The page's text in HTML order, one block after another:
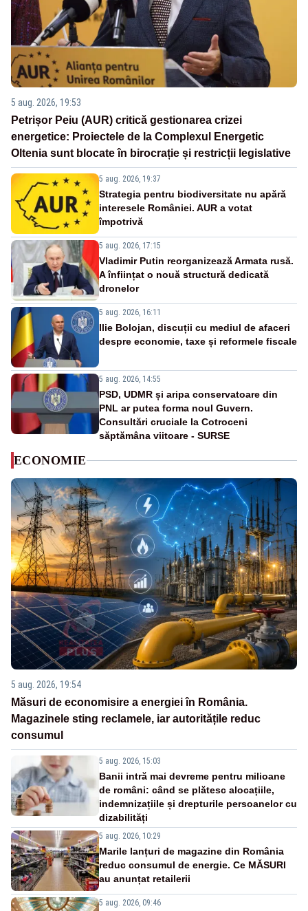
5 aug. 2026, 19:53
Petrișor Peiu (AUR) critică gestionarea crizei
energetice: Proiectele de la Complexul Energetic
Oltenia sunt blocate în birocrație și restricții legislative
5 aug. 2026, 19:37
Strategia pentru biodiversitate nu apără
interesele României. AUR a votat
împotrivă
5 aug. 2026, 17:15
Vladimir Putin reorganizează Armata rusă.
A înființat o nouă structură dedicată
dronelor
5 aug. 2026, 16:11
Ilie Bolojan, discuții cu mediul de afaceri
despre economie, taxe și reformele fiscale
5 aug. 2026, 14:55
PSD, UDMR și aripa conservatoare din
PNL ar putea forma noul Guvern.
Consultări cruciale la Cotroceni
săptămâna viitoare - SURSE
ECONOMIE
5 aug. 2026, 19:54
Măsuri de economisire a energiei în România.
Magazinele sting reclamele, iar autoritățile reduc
consumul
5 aug. 2026, 15:03
Banii intră mai devreme pentru milioane
de români: când se plătesc alocațiile,
indemnizațiile și drepturile persoanelor cu
dizabilități
5 aug. 2026, 10:29
Marile lanțuri de magazine din România
reduc consumul de energie. Ce MĂSURI
au anunțat retailerii
5 aug. 2026, 09:46